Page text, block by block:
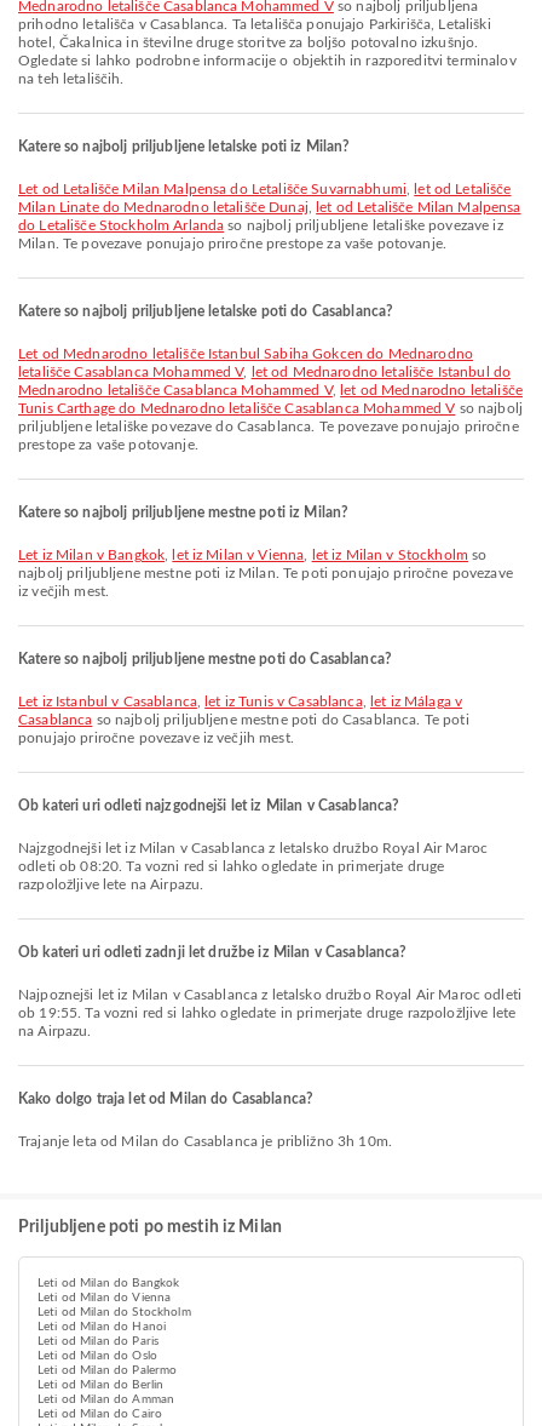
Mednarodno letališče Casablanca Mohammed Vso najbolj priljubljena
prihodno letališča v Casablanca. Ta letališča ponujajo Parkirišča, Letališki
hotel, Čakalnica in številne druge storitve za boljšo potovalno izkušnjo.
Ogledate si lahko podrobne informacije o objektih in razporeditvi terminalov
na teh letališčih.
Katere so najbolj priljubljene letalske poti iz Milan?
let od Letališče Milan Malpensa do Letališče Suvarnabhumi
let od Letališče
Milan Linate do Mednarodno letališče Dunaj
let od Letališče Milan Malpensa
do Letališče Stockholm Arlanda so najbolj priljubljene letališke povezave iz
Milan. Te povezave ponujajo priročne prestope za vaše potovanje.
Katere so najbolj priljubljene letalske poti do Casablanca?
let od Mednarodno letališče Istanbul Sabiha Gokcen do Mednarodno
letališče Casablanca Mohammed V,
let od Mednarodno letališče Istanbul do
Mednarodno letališče Casablanca Mohammed V,
let od Mednarodno letališče
Tunis Carthage do Mednarodno letališče Casablanca Mohammed V so najbolj
priljubljene letališke povezave do Casablanca. Te povezave ponujajo priročne
prestope za vaše potovanje.
Katere so najbolj priljubljene mestne poti iz Milan?
let iz Milan v Bangkok let iz Milan v Vienna let iz Milan v Stockholm so
najbolj priljubljene mestne poti iz Milan. Te poti ponujajo priročne povezave
iz večjih mest.
Katere so najbolj priljubljene mestne poti do Casablanca?
let iz Istanbul v Casablanca, let iz Tunis v Casablanca,
let iz Málaga v
Casablanca so najbolj priljubljene mestne poti do Casablanca. Te poti
ponujajo priročne povezave iz večjih mest.
Ob kateri uri odleti najzgodnejši let iz Milan v Casablanca?
Najzgodnejši let iz Milan v Casablanca z letalsko družbo Royal Air Maroc
odleti ob 08:20. Ta vozni red si lahko ogledate in primerjate druge
razpoložljive lete na Airpazu.
Ob kateri uri odleti zadnji let družbe iz Milan v Casablanca?
Najpoznejši let iz Milan v Casablanca z letalsko družbo Royal Air Maroc odleti
ob 19:55. Ta vozni red si lahko ogledate in primerjate druge razpoložljive lete
na Airpazu.
Kako dolgo traja let od Milan do Casablanca?
Trajanje leta od Milan do Casablanca je približno 3h 10m.
Priljubljene poti po mestih iz Milan
Leti od Milan do Bangkok
Leti od Milan do Vienna
Leti od Milan do Stockholm
Leti od Milan do Hanoi
Leti od Milan do Paris
Leti od Milan do Oslo
Leti od Milan do Palermo
Leti od Milan do Berlin
Leti od Milan do Amman
Leti od Milan do Cairo